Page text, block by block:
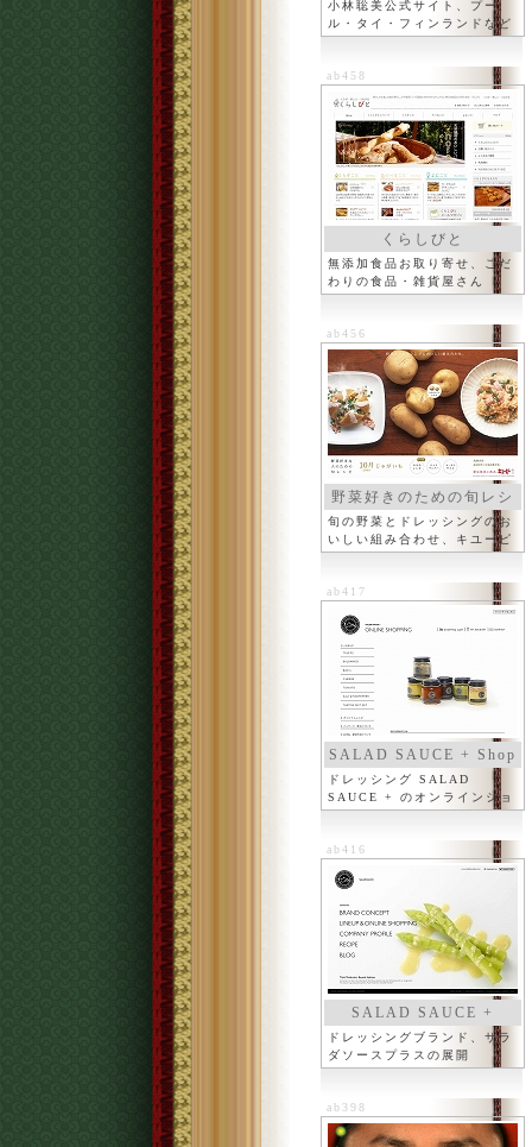
小林聡美公式サイト、プー
ル・タイ・フィンランドなど
ab458
くらしびと
無添加食品お取り寄せ、こだ
わりの食品・雑貨屋さん
ab456
野菜好きのための旬レシ
ピ
旬の野菜とドレッシングのお
いしい組み合わせ、キユーピ
ー
ab417
SALAD SAUCE + Shop
ドレッシング SALAD
SAUCE + のオンラインショ
ップ
ab416
SALAD SAUCE +
ドレッシングブランド、サラ
ダソースプラスの展開
ab398